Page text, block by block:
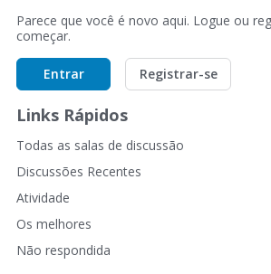
Parece que você é novo aqui. Logue ou
começar.
Entrar Registrar-se
Links Rápidos
Todas as salas de discussão
Discussões Recentes
Atividade
Os melhores
Não respondida